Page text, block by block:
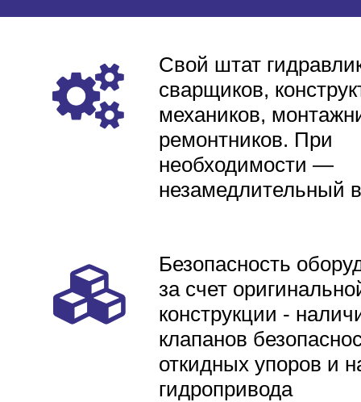
Свой штат
сварщиков,
механиков,
ремонтников. При
необходимости —
незамедлительный
Безопасность
за счет
конструкции -
клапанов
откидных упоров и
гидропривода